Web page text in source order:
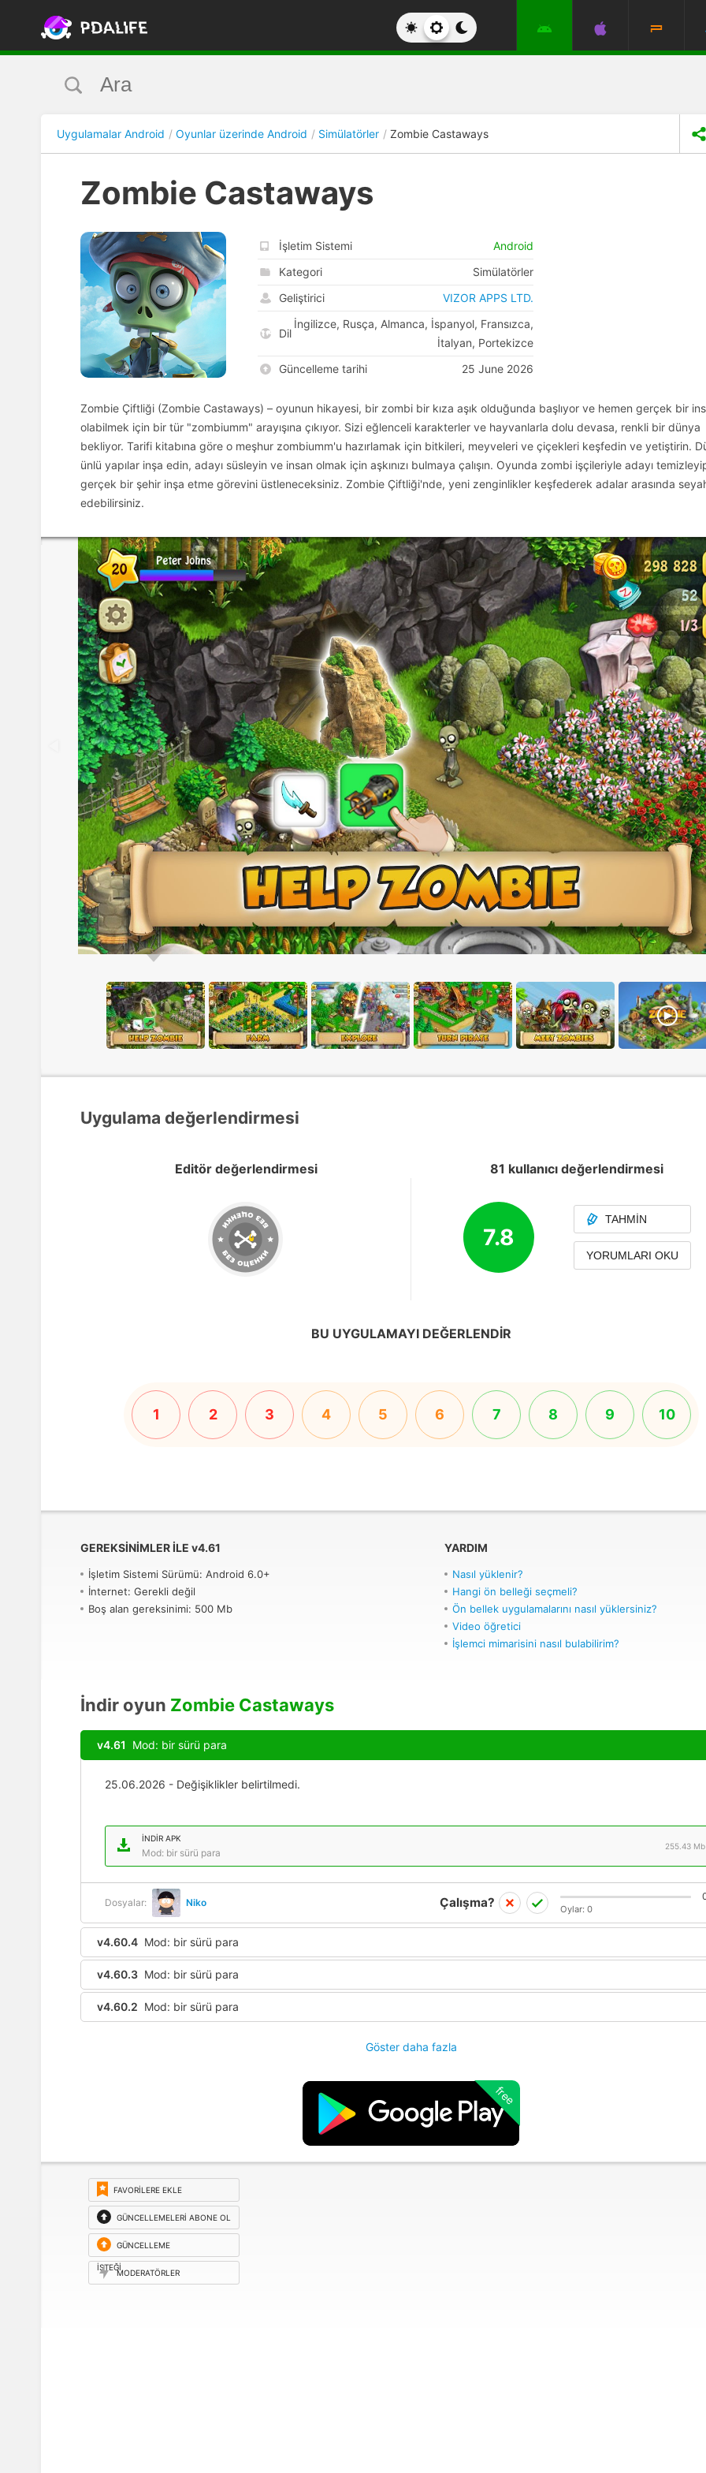
Uygulamalar Android Oyunlar üzerinde Android Simülatörler Zombie Castaways
Zombie Castaways
İşletim Sistemi
Android
Kategori
Simülatörler
Geliştirici
VIZOR APPS LTD.
Dil
İngilizce, Rusça, Almanca, İspanyol, Fransızca,
İtalyan, Portekizce
Güncelleme tarihi
25 June 2026
Zombie Çiftliği (Zombie Castaways) – oyunun hikayesi, bir zombi bir kıza aşık olduğunda başlıyor ve hemen gerçek bir
olabilmek için bir tür "zombiumm" arayışına çıkıyor. Sizi eğlenceli karakterler ve hayvanlarla dolu devasa, renkli bir dünya
bekliyor. Tarifi kitabına göre o meşhur zombiumm'u hazırlamak için bitkileri, meyveleri ve çiçekleri keşfedin ve yetiştirin.
ünlü yapılar inşa edin, adayı süsleyin ve insan olmak için aşkınızı bulmaya çalışın. Oyunda zombi işçileriyle adayı
gerçek bir şehir inşa etme görevini üstleneceksiniz. Zombie Çiftliği'nde, yeni zenginlikler keşfederek adalar arasında
edebilirsiniz.
Uygulama değerlendirmesi
Editör değerlendirmesi 81 kullanıcı değerlendirmesi
7.8
TAHMIN
YORUMLARI OKU
BU UYGULAMAYI DEĞERLENDIR
1 2 3 4 5 6 7 8 9 10
GEREKSINIMLER ILE v4.61
İşletim Sistemi Sürümü: Android 6.0+
İnternet: Gerekli değil
Boş alan gereksinimi: 500 Mb
YARDIM
Nasıl yüklenir?
Hangi ön belleği seçmeli?
Ön bellek uygulamalarını nasıl yüklersiniz?
Video öğretici
İşlemci mimarisini nasıl bulabilirim?
İndir oyun Zombie Castaways
v4.61 Mod: bir sürü para
25.06.2026 - Değişiklikler belirtilmedi.
İNDIR APK
Mod: bir sürü para
255.43 Mb
Dosyalar: Niko Çalışma? Oylar: 0
v4.60.4 Mod: bir sürü para
v4.60.3 Mod: bir sürü para
v4.60.2 Mod: bir sürü para
Göster daha fazla
free
FAVORILERE EKLE
GÜNCELLEMELERI ABONE OL
GÜNCELLEME
ISTEĞI
MODERATÖRLER